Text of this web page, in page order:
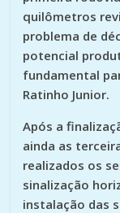
quilômetros
problema de
potencial
fundamental
Ratinho Junior.
Após a
ainda as
realizados os
sinalização
instalação das